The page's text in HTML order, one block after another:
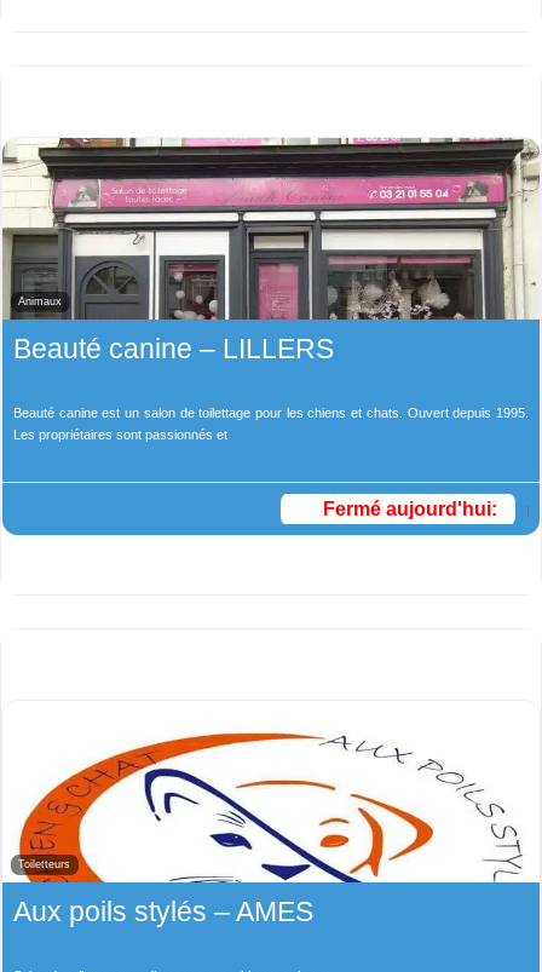
Animaux
Beauté canine – LILLERS
Beauté canine est un salon de toilettage pour les chiens et chats. Ouvert depuis 1995.
Les propriétaires sont passionnés et
Fermé aujourd'hui:
Toiletteurs
Aux poils stylés – AMES